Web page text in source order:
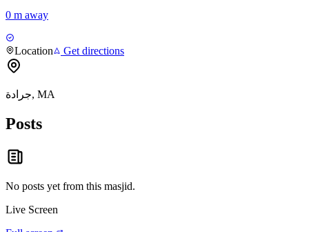
0 m away
Location Get directions
جرادة, MA
Posts
No posts yet from this masjid.
Live Screen